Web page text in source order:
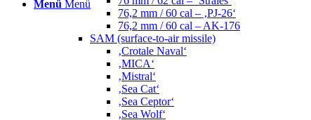
Menü Menü
76,2 mm / 60 cal – ‚PJ-26‘
76,2 mm / 60 cal – AK-176
SAM (surface-to-air missile)
‚Crotale Naval‘
‚MICA‘
‚Mistral‘
‚Sea Cat‘
‚Sea Ceptor‘
‚Sea Wolf‘